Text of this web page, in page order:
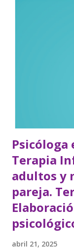
Psicóloga
Terapia
adultos y
pareja.
abril 21, 2025